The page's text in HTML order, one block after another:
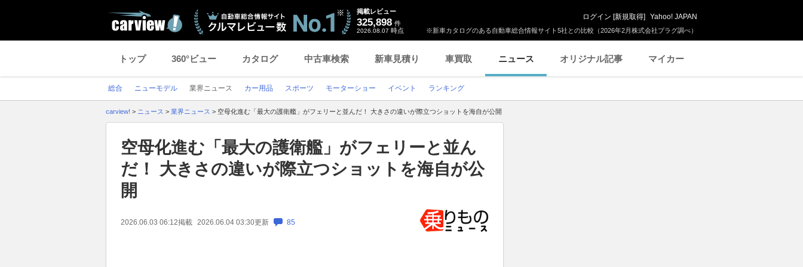
※新車カタログのある自動車総合情報サイト5社との比較（2026年2月株式会社プラグ調べ）
掲載レビュー
325,898 件
2026.08.07 時点
ログイン [新規取得] Yahoo! JAPAN
トップ 360°ビュー カタログ 中古車検索 新車見積り 車買取 ニュース オリジナル記事 マイカー
総合 ニューモデル 業界ニュース カー用品 スポーツ モーターショー イベント ランキング
carview! > ニュース > 業界ニュース > 空母化進む「最大の護衛艦」がフェリーと並んだ！ 大きさの違いが際立つショットを海自が公開
空母化進む「最大の護衛艦」がフェリーと並ん
だ！ 大きさの違いが際立つショットを海自が公
開
2026.06.03 06:12掲載 2026.06.04 03:30更新 85